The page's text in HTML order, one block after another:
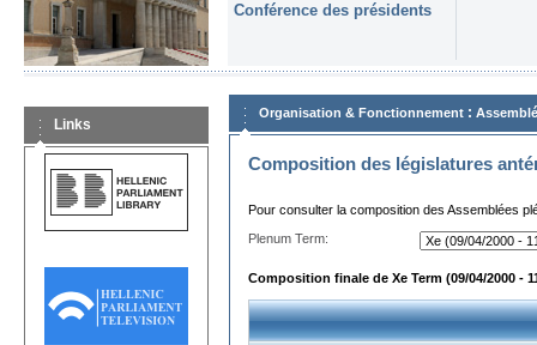
Conférence des présidents
Links
Organisation & Fonctionnement :
Composition des législatures
Pour consulter la composition des Assemblées
Plenum Term:
Composition finale de Xe Term (09/04/2000 -